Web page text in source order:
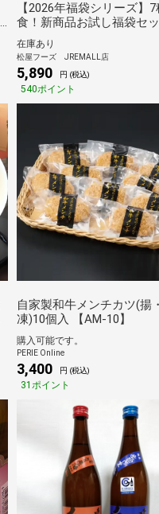
【2026年福袋シリーズ】
食！新商品お試し福袋セ
ト！！（※プレミアム仕様
牛めしの具5食＆バターチ
レー2食＆牛カルビライス
ー3食＆十勝風豚丼の具2食
ュクメルリ3食＆うまトマ
在庫あり
松屋フーズ JREMALL店
5,890 円 (税込)
540ポイント
自家製和牛メンチカツ(揚
凍)10個入 【AM-10】
購入可能です。
PERIE Online
3,400 円 (税込)
31ポイント